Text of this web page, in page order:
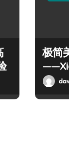
极简
购指